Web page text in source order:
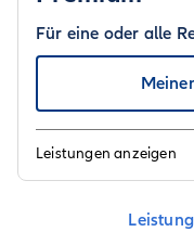
Für eine oder alle
Leistungen anzeigen